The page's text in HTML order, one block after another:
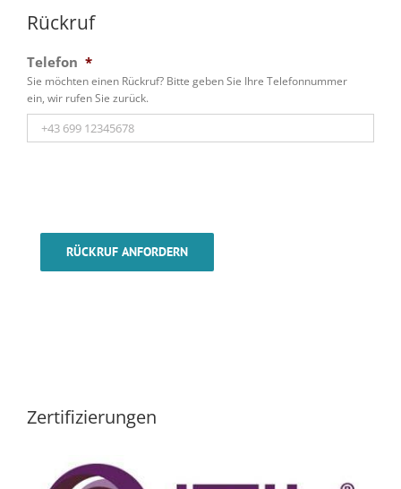
Rückruf
Telefon *
Sie möchten einen Rückruf? Bitte geben Sie Ihre Telefonnummer
ein, wir rufen Sie zurück.
RÜCKRUF ANFORDERN
Zertifizierungen